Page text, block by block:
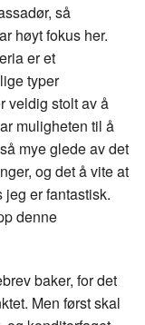
så
høyt fokus her.
er et
typer
veldig stolt av å
muligheten til å
mye glede av det
og det å vite at
er fantastisk.
denne
baker, for det
Men først skal